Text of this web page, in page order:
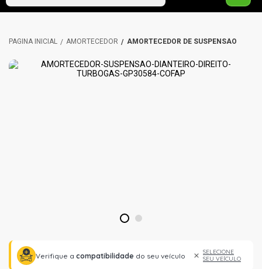
AMORTECEDOR AMORTECEDOR DE SUSPENSÃO
1 2
Verifique a compatibilidade do seu veículo
SELECIONE
SEU VEÍCULO